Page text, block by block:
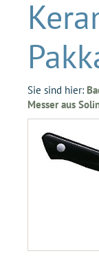
Sie sind hier:
Messer aus